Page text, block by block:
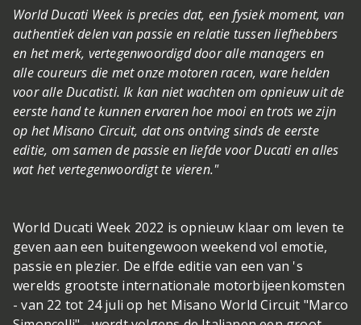
World Ducati Week is precies dat, een fysiek moment, van
authentiek delen van passie en relatie tussen liefhebbers
en het merk, vertegenwoordigd door alle managers en
alle coureurs die met onze motoren racen, ware helden
voor alle Ducatisti. Ik kan niet wachten om opnieuw uit de
eerste hand te kunnen ervaren hoe mooi en trots we zijn
op het Misano Circuit, dat ons ontving sinds de eerste
editie, om samen de passie en liefde voor Ducati en alles
wat het vertegenwoordigt te vieren."
World Ducati Week 2022 is opnieuw klaar om leven te
geven aan een buitengewoon weekend vol emotie,
passie en plezier. De elfde editie van een van 's
werelds grootste internationale motorbijeenkomsten
- van 22 tot 24 juli op het Misano World Circuit "Marco